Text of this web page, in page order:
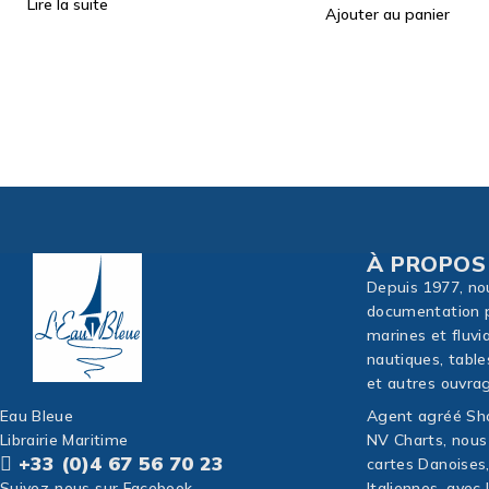
Ajouter au panier
Eau Bleue
Librairie Maritime
+33 (0)4 67 56 70 23
À
Depuis 1977,
documentation
marines et
nautiques,
et autres
Agent agréé
NV Charts,
cartes